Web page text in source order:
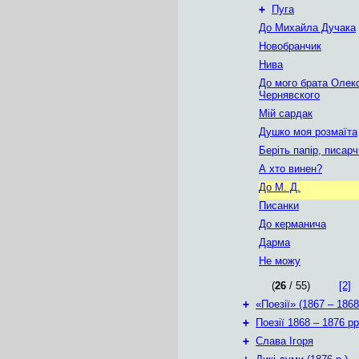
+
Пуга
До Михайла Дучака
Новобранчик
Нива
До мого брата
Чернявского
Мій сардак
Душко моя розмаїта
Беріть папір,
А хто винен?
До М. Д.
Писанки
До керманича
Дарма
Не можу
(26 / 55)
[2]
+ «Поезії» (1867 –
+
Поезії 1868 – 1876
+ Слава Ігоря